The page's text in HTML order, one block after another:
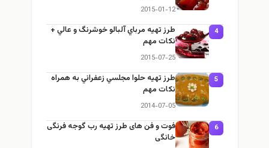
2015-01-12
4
طرز تهيه مرباي آلبالو خوشرنگ و عالي +
نكات مهم
2015-07-25
5
طرز تهيه حلوا مجلسي زعفراني به همراه
نكات مهم
2014-07-05
6
فوت و فن های طرز تهیه رب گوجه فرنگی
خانگی